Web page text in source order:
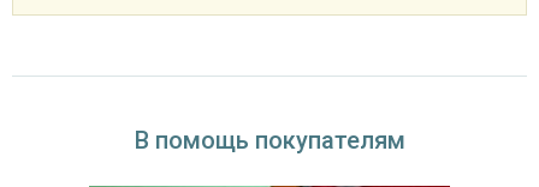
В помощь покупателям